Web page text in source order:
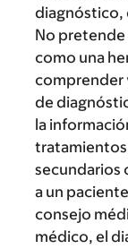
diagnóstico,
No pretende
como una
comprender
de
la
secundarios
a un
consejo
médico, el